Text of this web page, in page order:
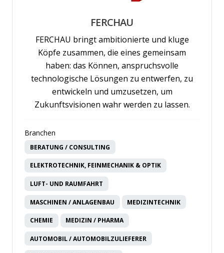
FERCHAU
FERCHAU bringt ambitionierte und kluge
Köpfe zusammen, die eines gemeinsam
haben: das Können, anspruchsvolle
technologische Lösungen zu entwerfen, zu
entwickeln und umzusetzen, um
Zukunftsvisionen wahr werden zu lassen.
Branchen
BERATUNG / CONSULTING
ELEKTROTECHNIK, FEINMECHANIK & OPTIK
LUFT- UND RAUMFAHRT
MASCHINEN / ANLAGENBAU MEDIZINTECHNIK
CHEMIE MEDIZIN / PHARMA
AUTOMOBIL / AUTOMOBILZULIEFERER